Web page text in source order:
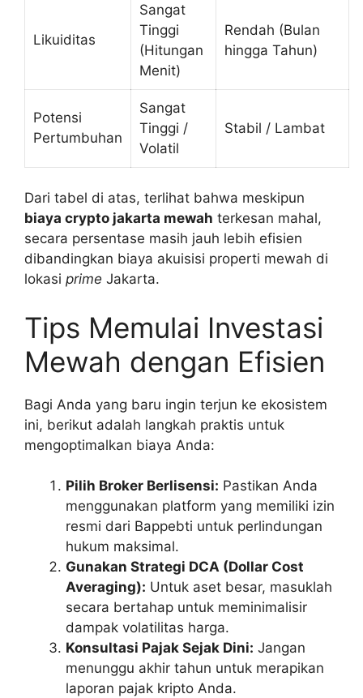
Likuiditas
Sangat
Tinggi
(Hitungan
Menit)
Rendah (Bulan
hingga Tahun)
Potensi
Pertumbuhan
Sangat
Tinggi /
Volatil
Stabil / Lambat
Dari tabel di atas, terlihat bahwa meskipun
biaya crypto jakarta mewah terkesan mahal,
secara persentase masih jauh lebih efisien
dibandingkan biaya akuisisi properti mewah di
lokasi prime Jakarta.
Tips Memulai Investasi
Mewah dengan Efisien
Bagi Anda yang baru ingin terjun ke ekosistem
ini, berikut adalah langkah praktis untuk
mengoptimalkan biaya Anda:
Pilih Broker Berlisensi: Pastikan Anda
menggunakan platform yang memiliki izin
resmi dari Bappebti untuk perlindungan
hukum maksimal.
Gunakan Strategi DCA (Dollar Cost
Averaging): Untuk aset besar, masuklah
secara bertahap untuk meminimalisir
dampak volatilitas harga.
Konsultasi Pajak Sejak Dini: Jangan
menunggu akhir tahun untuk merapikan
laporan pajak kripto Anda.